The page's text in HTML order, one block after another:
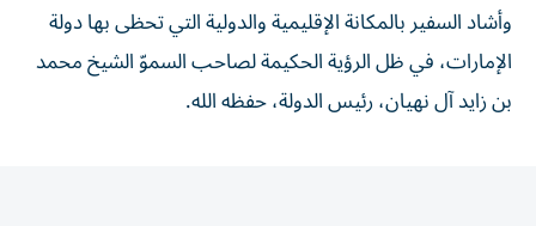
وأشاد السفير بالمكانة الإقليمية والدولية التي تحظى بها دولة
الإمارات، في ظل الرؤية الحكيمة لصاحب السموّ الشيخ محمد
بن زايد آل نهيان، رئيس الدولة، حفظه الله.